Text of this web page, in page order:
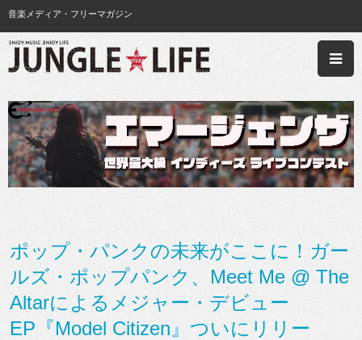
音楽メディア・フリーマガジン
ポップ・パンクの未来がここに！ガー
ルズ・ポップパンク、Meet Me @ The
Altarによるメジャー・デビュー
EP『Model Citizen』ついにリリー